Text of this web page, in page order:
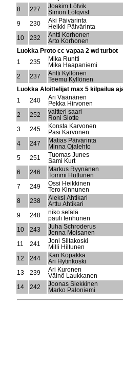
8
227
Joakim Löfvik
Simon Löfqvist
9
230
Aki Päivärinta
Heikki Päivärinta
10
232
Antti Korhonen
Arto Korhonen
Luokka Proto cc vapaa 2 wd turbot
1
235
Mika Runtti
Mika Haapaniemi
2
237
Antti Kyllönen
Teemu Kyllönen
Luokka Aloittelijat max 5 kilpailua
1
240
Ari Väänänen
Pekka Hirvonen
2
252
valtteri saari
Roni Slotte
3
245
Konsta Karvonen
Pasi Karvonen
4
247
Matias Päivärinta
Minna Ojalehto
5
251
Tuomas Junes
Sami Kurt
6
246
Markus Ryynänen
Tommi Huttunen
7
249
Ossi Heikkinen
Tero Kinnunen
8
238
Aleksi Ahtikari
Arttu Ahtikari
9
248
niko setälä
pauli tenhunen
10
243
Juha Schroderus
Jenna Moisanen
11
241
Joni Siltakoski
Milli Hiltunen
12
244
Kari Kopakka
Ari Hytinkoski
13
239
Ari Kuronen
Väinö Laukkanen
14
242
Joonas Siekkinen
Marko Paloniemi